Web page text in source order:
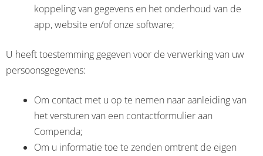
koppeling van gegevens en het onderhoud van de
app, website en/of onze software;
U heeft toestemming gegeven voor de verwerking van uw
persoonsgegevens:
Om contact met u op te nemen naar aanleiding van
het versturen van een contactformulier aan
Compenda;
Om u informatie toe te zenden omtrent de eigen